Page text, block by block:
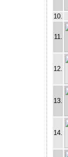
10.
11.
12.
13.
14.